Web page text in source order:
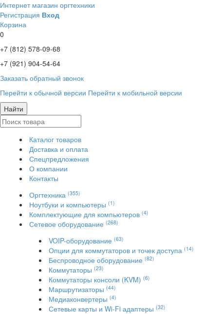
Интернет магазин оргтехники
Регистрация Вход
Корзина
0
+7 (812) 578-09-68
+7 (921) 904-54-64
Заказать обратный звонок
Перейти к обычной версии Перейти к мобильной версии
Найти
Каталог товаров
Доставка и оплата
Спецпредложения
О компании
Контакты
Оргтехника (355)
Ноутбуки и компьютеры (1)
Комплектующие для компьютеров (4)
Сетевое оборудование (268)
VOIP-оборудование (63)
Опции для коммутаторов и точек доступа (14)
Беспроводное оборудование (82)
Коммутаторы (23)
Коммутаторы консоли (KVM) (6)
Маршрутизаторы (44)
Медиаконвертеры (4)
Сетевые карты и Wi-Fi адаптеры (32)